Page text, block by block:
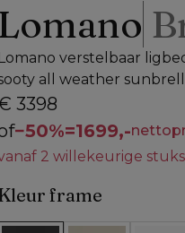
Lomano
Lomano verstelbaar
all weather
3398
−50%=1699,-
2 willekeurige
frame